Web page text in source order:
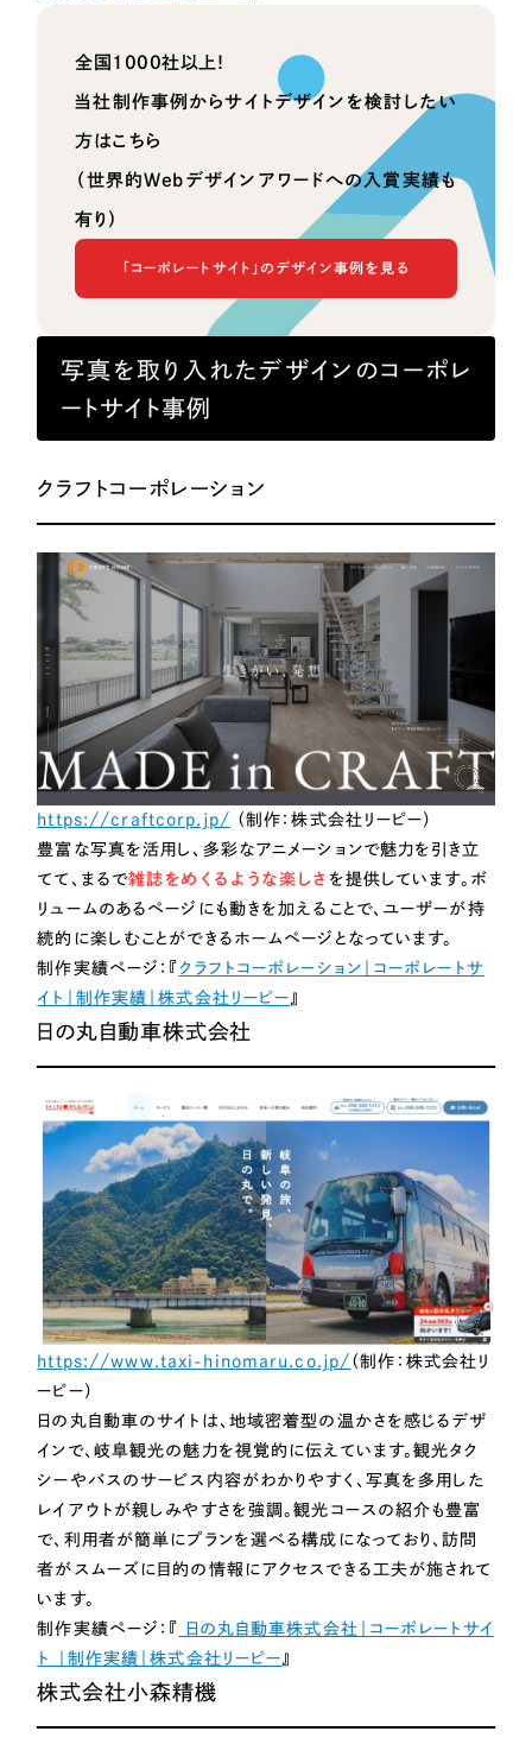
Works
全国1000社以上！
当社制作事例からサイトデザインを検討したい
方はこちら
（世界的Webデザインアワードへの入賞実績も
有り）
「コーポレートサイト」のデザイン事例を見る
写真を取り入れたデザインのコーポレ
ートサイト事例
クラフトコーポレーション
https://craftcorp.jp/ （制作：株式会社リーピー）
豊富な写真を活用し、多彩なアニメーションで魅力を引き立
てて、まるで雑誌をめくるような楽しさ を提供しています。ボ
リュームのあるページにも動きを加えることで、ユーザーが持
続的に楽しむことができるホームページとなっています。
制作実績ページ：『クラフトコーポレーション｜コーポレートサ
イト
｜制作実績｜株式会社リーピー 』
日の丸自動車株式会社
https://www.taxi-hinomaru.co.jp/ （制作：株式会社リ
ーピー）
日の丸自動車のサイトは、地域密着型の温かさを感じるデザ
インで、岐阜観光の魅力を視覚的に伝えています。観光タク
シーやバスのサービス内容がわかりやすく、写真を多用した
レイアウトが親しみやすさを強調。観光コースの紹介も豊富
で、利用者が簡単にプランを選べる構成になっており、訪問
者がスムーズに目的の情報にアクセスできる工夫が施されて
います。
制作実績ページ：『
日の丸自動車株式会社｜コーポレートサイ
ト ｜制作実績｜株式会社リーピー』
株式会社小森精機